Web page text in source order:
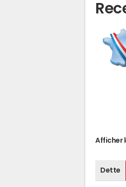
Afficher
Dette